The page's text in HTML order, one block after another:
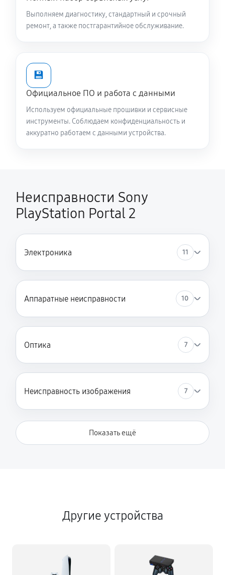
Выполняем диагностику, стандартный и срочный
ремонт, а также постгарантийное обслуживание.
💾
Официальное ПО и работа с данными
Используем официальные прошивки и сервисные
инструменты. Соблюдаем конфиденциальность и
аккуратно работаем с данными устройства.
Неисправности Sony
PlayStation Portal 2
Электроника 11
Аппаратные неисправности 10
Оптика 7
Неисправность изображения 7
Показать ещё
Другие устройства